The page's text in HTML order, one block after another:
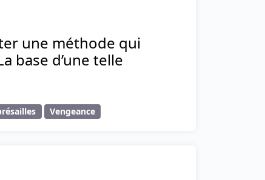
une méthode qui
base d’une telle
Vengeance